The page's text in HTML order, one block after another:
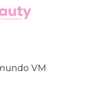
VM